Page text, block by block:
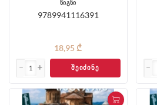
წიგნი
9789941116391
18,95 ₾
ᲨᲔᲘᲫᲘᲜᲔ